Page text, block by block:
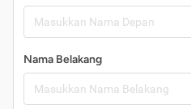
Nama Belakang